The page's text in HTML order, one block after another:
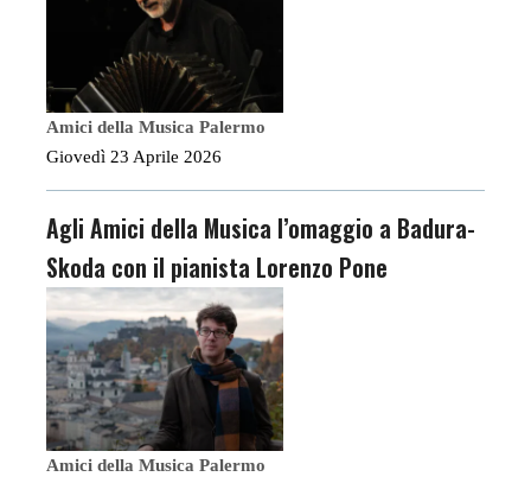
Amici della Musica Palermo
Giovedì 23 Aprile 2026
Agli Amici della Musica l’omaggio a Badura-
Skoda con il pianista Lorenzo Pone
Amici della Musica Palermo